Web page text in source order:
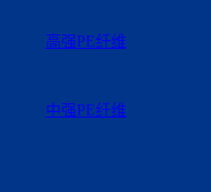
高强PE纤维
中强PE纤维